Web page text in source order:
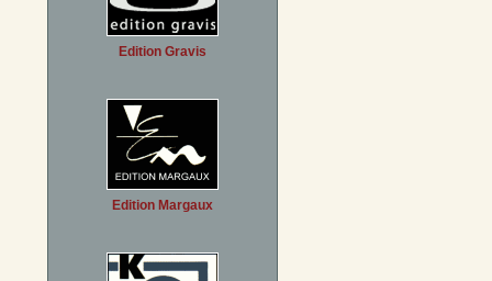
Edition Gravis
Edition Margaux